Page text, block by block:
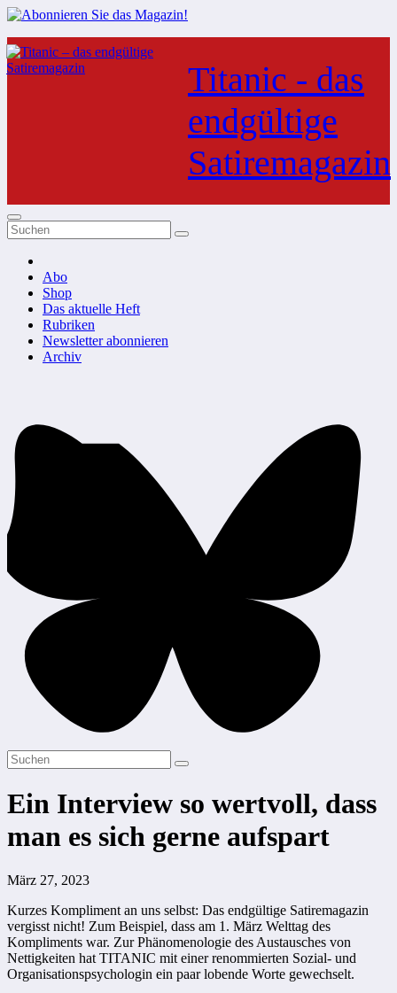
Zum
Inhalt
springen
Titanic - das
endgültige
Satiremagazin
Abo
Shop
Das aktuelle Heft
Rubriken
Newsletter abonnieren
Archiv
Ein Interview so wertvoll, dass
man es sich gerne aufspart
März 27, 2023
Kurzes Kompliment an uns selbst: Das endgültige Satiremagazin
vergisst nicht! Zum Beispiel, dass am 1. März Welttag des
Kompliments war. Zur Phänomenologie des Austausches von
Nettigkeiten hat TITANIC mit einer renommierten Sozial- und
Organisationspsychologin ein paar lobende Worte gewechselt.